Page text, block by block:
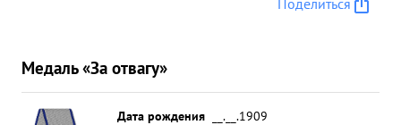
Поделиться
Медаль «За отвагу»
Дата рождения
__.__.1909